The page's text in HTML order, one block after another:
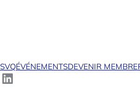
ÉVÉNEMENTSDEVENIR MEMBRE